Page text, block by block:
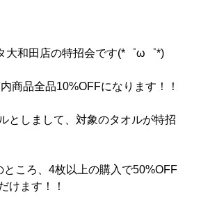
大和田店の特招会です(*゜ω゜*)
商品全品10%OFFになります！！
としまして、対象のタオルが特招
ところ、4枚以上の購入で50%OFF
けます！！